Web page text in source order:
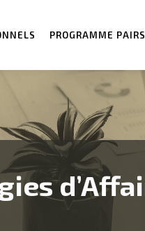
PROGRAMME PAIRS